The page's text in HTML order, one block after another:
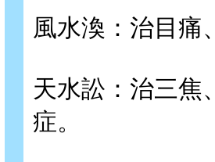
風水渙：治目痛
天水訟：治三焦
症。